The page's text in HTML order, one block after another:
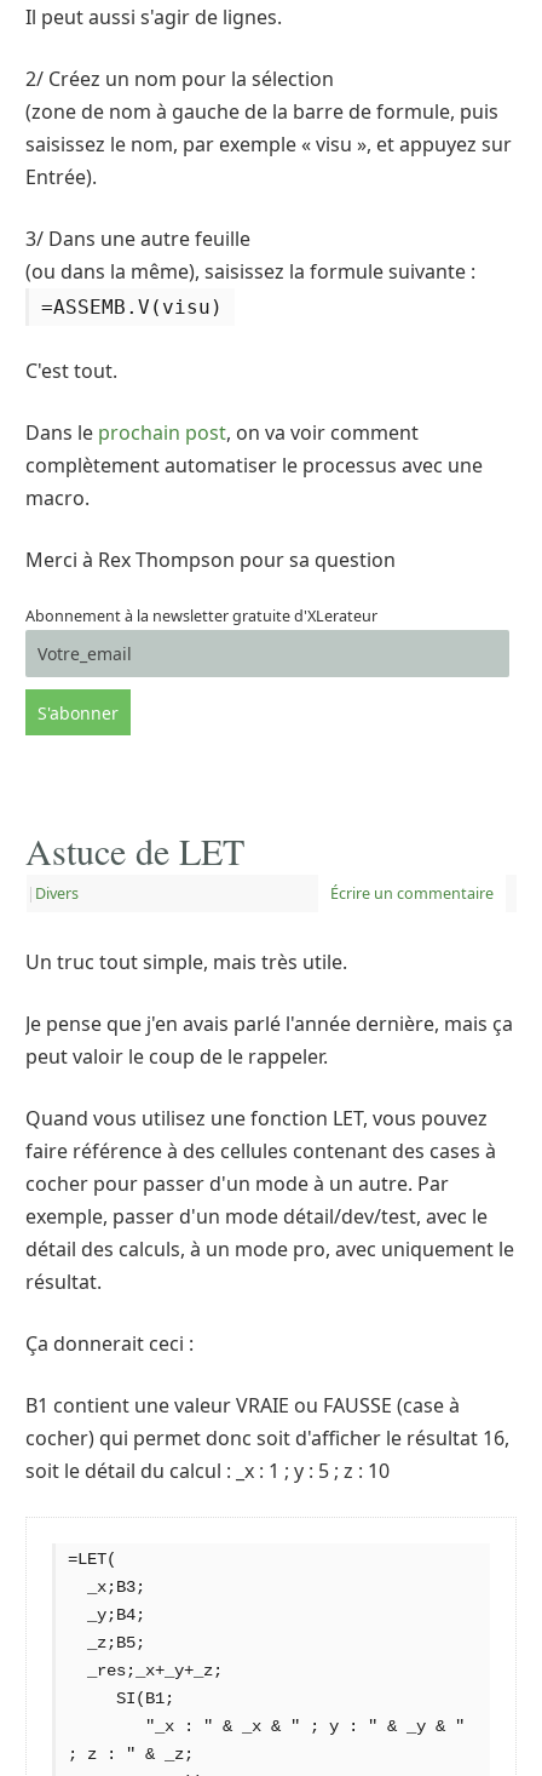
Il peut aussi s'agir de lignes.
2/ Créez un nom pour la sélection
(zone de nom à gauche de la barre de formule, puis
saisissez le nom, par exemple « visu », et appuyez sur
Entrée).
3/ Dans une autre feuille
(ou dans la même), saisissez la formule suivante :
=ASSEMB.V(visu)
C'est tout.
Dans le prochain post, on va voir comment
complètement automatiser le processus avec une
macro.
Merci à Rex Thompson pour sa question
Abonnement à la newsletter gratuite d'XLerateur
Astuce de LET
| Divers Écrire un commentaire
Un truc tout simple, mais très utile.
Je pense que j'en avais parlé l'année dernière, mais ça
peut valoir le coup de le rappeler.
Quand vous utilisez une fonction LET, vous pouvez
faire référence à des cellules contenant des cases à
cocher pour passer d'un mode à un autre. Par
exemple, passer d'un mode détail/dev/test, avec le
détail des calculs, à un mode pro, avec uniquement le
résultat.
Ça donnerait ceci :
B1 contient une valeur VRAIE ou FAUSSE (case à
cocher) qui permet donc soit d'afficher le résultat 16,
soit le détail du calcul : _x : 1 ; y : 5 ; z : 10
=LET(
; z : " & _z;